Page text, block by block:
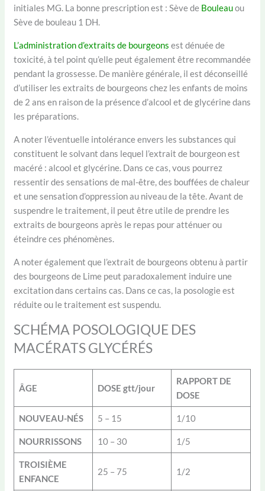
initiales MG. La bonne prescription est : Sève de Bouleauou
Sève de bouleau 1 DH.
L’administration d’extraits de bourgeons est dénuée de
toxicité, à tel point qu’elle peut également être recommandée
pendant la grossesse. De manière générale, il est déconseillé
d’utiliser les extraits de bourgeons chez les enfants de moins
de 2 ans en raison de la présence d’alcool et de glycérine dans
les préparations.
A noter l’éventuelle intolérance envers les substances qui
constituent le solvant dans lequel l’extrait de bourgeon est
macéré : alcool et glycérine. Dans ce cas, vous pourrez
ressentir des sensations de mal-être, des bouffées de chaleur
et une sensation d’oppression au niveau de la tête. Avant de
suspendre le traitement, il peut être utile de prendre les
extraits de bourgeons après le repas pour atténuer ou
éteindre ces phénomènes.
A noter également que l’extrait de bourgeons obtenu à partir
des bourgeons de Lime peut paradoxalement induire une
excitation dans certains cas. Dans ce cas, la posologie est
réduite ou le traitement est suspendu.
SCHÉMA POSOLOGIQUE DES
MACÉRATS GLYCÉRÉS
ÂGE DOSE gtt/jour
RAPPORT DE
DOSE
NOUVEAU-NÉS 5 – 15 1/10
NOURRISSONS 10 – 30 1/5
TROISIÈME
ENFANCE
25 – 75 1/2